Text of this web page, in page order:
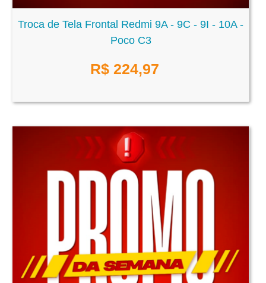
Troca de Tela Frontal Redmi 9A - 9C - 9I - 10A -
Poco C3
R$ 224,97